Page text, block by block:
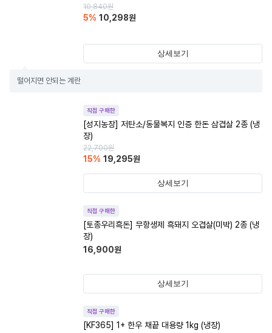
10,840원
5% 10,298원
상세보기
떨어지면 안되는 계란
직접 구매한
[성지농장] 저탄소/동물복지 인증 한돈 삼겹살 2종 (냉
장)
22,700원
15% 19,295원
상세보기
직접 구매한
[토종우리흑돈] 무항생제 흑돼지 오겹살(미박) 2종 (냉
장)
16,900원
상세보기
직접 구매한
[KF365] 1+ 한우 채끝 대용량 1kg (냉장)